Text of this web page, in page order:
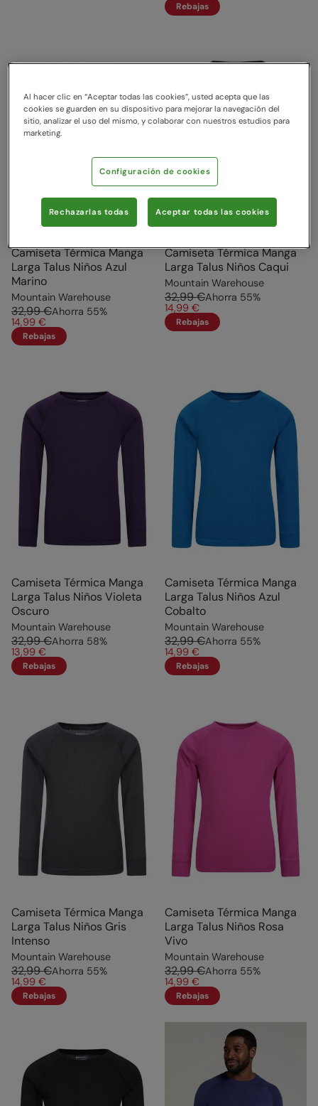
Rebajas
Camiseta Térmica Manga
Larga Talus Niños Azul
Marino
Mountain Warehouse
32,99 €Ahorra 55%
14,99 €
Rebajas
Camiseta Térmica Manga
Larga Talus Niños Caqui
Mountain Warehouse
32,99 €Ahorra 55%
14,99 €
Rebajas
Camiseta Térmica Manga
Larga Talus Niños Violeta
Oscuro
Mountain Warehouse
32,99 €Ahorra 58%
13,99 €
Rebajas
Camiseta Térmica Manga
Larga Talus Niños Azul
Cobalto
Mountain Warehouse
32,99 €Ahorra 55%
14,99 €
Rebajas
Camiseta Térmica Manga
Larga Talus Niños Gris
Intenso
Mountain Warehouse
32,99 €Ahorra 55%
14,99 €
Rebajas
Camiseta Térmica Manga
Larga Talus Niños Rosa
Vivo
Mountain Warehouse
32,99 €Ahorra 55%
14,99 €
Rebajas
Al hacer clic en “Aceptar todas las cookies”, usted acepta que las
cookies se guarden en su dispositivo para mejorar la navegación del
sitio, analizar el uso del mismo, y colaborar con nuestros estudios para
marketing.
Configuración de cookies
Rechazarlas todas Aceptar todas las cookies